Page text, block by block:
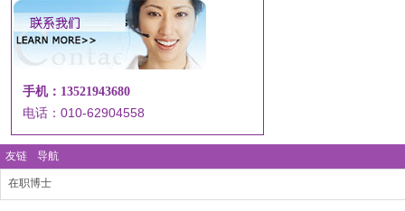
手机：13521943680
电话：010-62904558
友链 导航
在职博士